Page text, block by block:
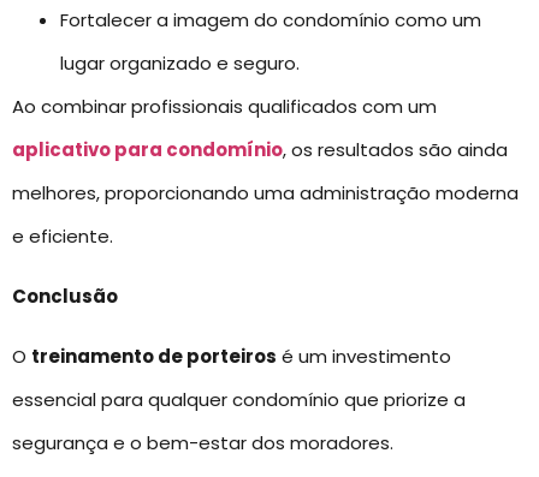
Fortalecer a imagem do condomínio como um
lugar organizado e seguro.
Ao combinar profissionais qualificados com um
aplicativo para condomínio, os resultados são ainda
melhores, proporcionando uma administração moderna
e eficiente.
Conclusão
O treinamento de porteiros é um investimento
essencial para qualquer condomínio que priorize a
segurança e o bem-estar dos moradores.